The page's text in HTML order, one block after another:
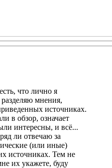
что лично я
разделяю мнения,
источниках.
в обзор, означает
интересны, и всё...
ли отвечаю за
(или иные)
источниках. Тем не
их укажете, буду